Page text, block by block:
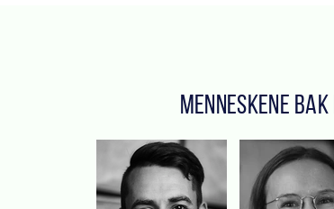
MENNESKENE